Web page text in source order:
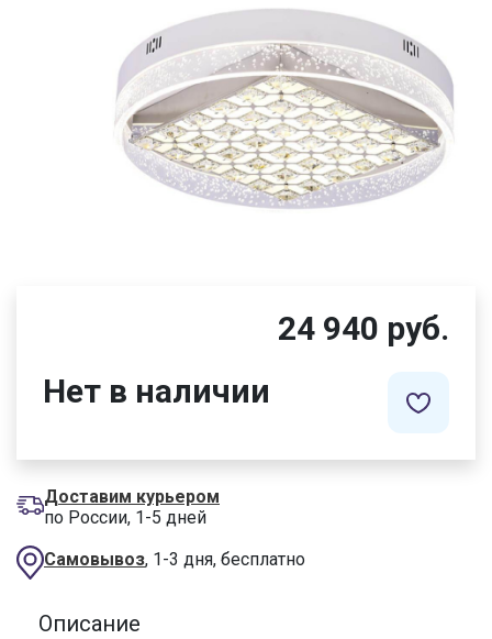
24 940 руб.
Нет в наличии
Доставим курьером
по России, 1-5 дней
Самовывоз, 1-3 дня, бесплатно
Описание